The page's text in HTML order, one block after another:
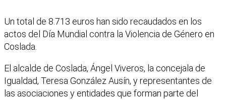
Un total de 8.713 euros han sido recaudados en los
actos del Día Mundial contra la Violencia de Género en
Coslada.
El alcalde de Coslada, Ángel Viveros, la concejala de
Igualdad, Teresa González Ausín, y representantes de
las asociaciones y entidades que forman parte del